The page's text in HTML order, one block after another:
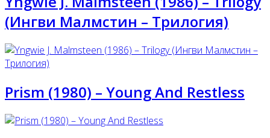
(Ингви Малмстин – Трилогия)
Prism (1980) – Young And Restless